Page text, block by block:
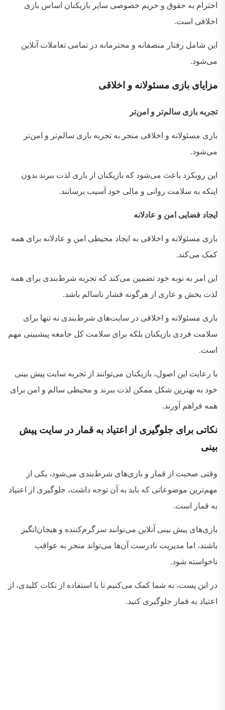
احترام به حقوق و حریم خصوصی سایر بازیکنان اساس بازی
اخلاقی است.
این شامل رفتار منصفانه و محترمانه در تمامی تعاملات آنلاین
می‌شود.
مزایای بازی مسئولانه و اخلاقی
تجربه بازی سالم‌تر و امن‌تر
بازی مسئولانه و اخلاقی منجر به تجربه بازی سالم‌تر و امن‌تر
می‌شود.
این رویکرد باعث می‌شود که بازیکنان از بازی لذت ببرند بدون
اینکه به سلامت روانی و مالی خود آسیب برسانند.
ایجاد فضایی امن و عادلانه
بازی مسئولانه و اخلاقی به ایجاد محیطی امن و عادلانه برای همه
کمک می‌کند.
این امر به نوبه خود تضمین می‌کند که تجربه شرط‌بندی برای همه
لذت‌ بخش و عاری از هرگونه فشار ناسالم باشد.
بازی مسئولانه و اخلاقی در سایت‌های شرط‌بندی نه تنها برای
سلامت فردی بازیکنان بلکه برای سلامت کل جامعه پیشبینی مهم
است.
با رعایت این اصول، بازیکنان می‌توانند از تجربه سایت پیش بینی
خود به بهترین شکل ممکن لذت ببرند و محیطی سالم و امن برای
همه فراهم آورند.
نکاتی برای جلوگیری از اعتیاد به قمار در سایت پیش
بینی
وقتی صحبت از قمار و بازی‌های شرط‌بندی می‌شود، یکی از
مهم‌ترین موضوعاتی که باید به آن توجه داشت، جلوگیری از اعتیاد
به قمار است.
بازی‌های پیش بینی آنلاین می‌توانند سرگرم‌کننده و هیجان‌انگیز
باشند، اما مدیریت نادرست آن‌ها می‌تواند منجر به عواقب
ناخواسته شود.
در این پست، به شما کمک می‌کنیم تا با استفاده از نکات کلیدی، از
اعتیاد به قمار جلوگیری کنید.